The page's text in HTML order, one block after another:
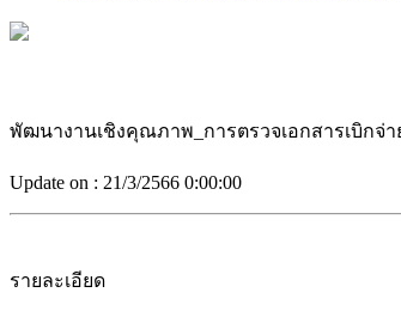
พัฒนางานเชิงคุณภาพ_การตรวจเอกสารเบิกจ่
Update on : 21/3/2566 0:00:00
รายละเอียด